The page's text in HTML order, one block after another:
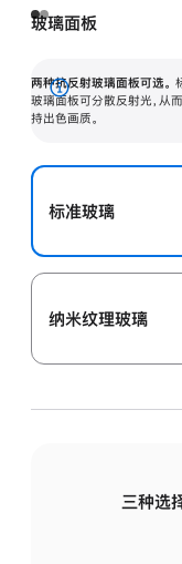
玻璃面板
两种抗反射玻璃面板可选。
玻璃面板可分散反射光，从
持出色画质。
展
开
标准玻璃
纳米纹理玻璃
三种选